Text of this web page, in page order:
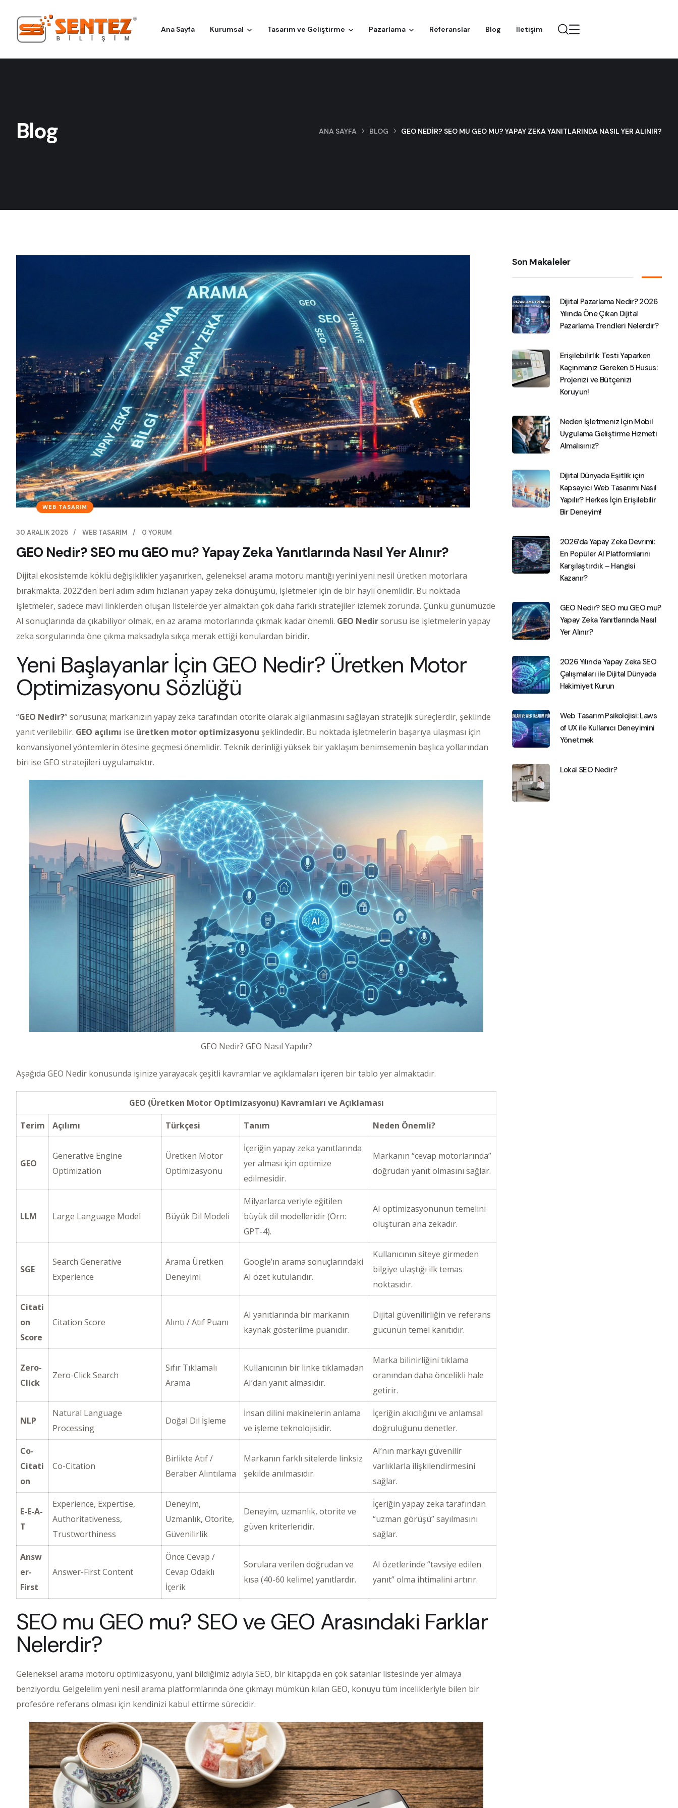
Ana Sayfa Kurumsal Tasarım ve Geliştirme Pazarlama Referanslar Blog İletişim
Blog ANA SAYFA BLOG GEO NEDIR? SEO MU GEO MU? YAPAY ZEKA YANITLARINDA NASIL YER ALINIR?
WEB TASARIM
30 ARALIK 2025 / WEB TASARIM / 0 YORUM
GEO Nedir? SEO mu GEO mu? Yapay Zeka Yanıtlarında Nasıl Yer Alınır?
Dijital ekosistemde köklü değişiklikler yaşanırken, geleneksel arama motoru mantığı yerini yeni nesil üretken motorlara
bırakmakta. 2022’den beri adım adım hızlanan yapay zeka dönüşümü, işletmeler için de bir hayli önemlidir. Bu noktada
işletmeler, sadece mavi linklerden oluşan listelerde yer almaktan çok daha farklı stratejiler izlemek zorunda. Çünkü günümüzde
AI sonuçlarında da çıkabiliyor olmak, en az arama motorlarında çıkmak kadar önemli. GEO Nedirsorusu ise işletmelerin yapay
zeka sorgularında öne çıkma maksadıyla sıkça merak ettiği konulardan biridir.
Yeni Başlayanlar İçin GEO Nedir? Üretken Motor
Optimizasyonu Sözlüğü
“GEO Nedir?” sorusuna; markanızın yapay zeka tarafından otorite olarak algılanmasını sağlayan stratejik süreçlerdir, şeklinde
yanıt verilebilir. GEO açılımı ise üretken motor optimizasyonu şeklindedir. Bu noktada işletmelerin başarıya ulaşması için
konvansiyonel yöntemlerin ötesine geçmesi önemlidir. Teknik derinliği yüksek bir yaklaşım benimsemenin başlıca yollarından
biri ise GEO stratejileri uygulamaktır.
GEO Nedir? GEO Nasıl Yapılır?
Aşağıda GEO Nedir konusunda işinize yarayacak çeşitli kavramlar ve açıklamaları içeren bir tablo yer almaktadır.
GEO (Üretken Motor Optimizasyonu) Kavramları ve Açıklaması
Terim Açılımı Türkçesi Tanım Neden Önemli?
GEO
Generative Engine
Optimization
Üretken Motor
Optimizasyonu
İçeriğin yapay zeka yanıtlarında
yer alması için optimize
edilmesidir.
Markanın “cevap motorlarında”
doğrudan yanıt olmasını sağlar.
LLM Large Language Model Büyük Dil Modeli
Milyarlarca veriyle eğitilen
büyük dil modelleridir (Örn:
GPT-4).
AI optimizasyonunun temelini
oluşturan ana zekadır.
SGE
Search Generative
Experience
Arama Üretken
Deneyimi
Google’ın arama sonuçlarındaki
AI özet kutularıdır.
Kullanıcının siteye girmeden
bilgiye ulaştığı ilk temas
noktasıdır.
Citati
on
Score
Citation Score Alıntı / Atıf Puanı
AI yanıtlarında bir markanın
kaynak gösterilme puanıdır.
Dijital güvenilirliğin ve referans
gücünün temel kanıtıdır.
Zero-
Click
Zero-Click Search
Sıfır Tıklamalı
Arama
Kullanıcının bir linke tıklamadan
AI’dan yanıt almasıdır.
Marka bilinirliğini tıklama
oranından daha öncelikli hale
getirir.
NLP
Natural Language
Processing
Doğal Dil İşleme
İnsan dilini makinelerin anlama
ve işleme teknolojisidir.
İçeriğin akıcılığını ve anlamsal
doğruluğunu denetler.
Co-
Citati
on
Co-Citation
Birlikte Atıf /
Beraber Alıntılama
Markanın farklı sitelerde linksiz
şekilde anılmasıdır.
AI’nın markayı güvenilir
varlıklarla ilişkilendirmesini
sağlar.
E-E-A-
T
Experience, Expertise,
Authoritativeness,
Trustworthiness
Deneyim,
Uzmanlık, Otorite,
Güvenilirlik
Deneyim, uzmanlık, otorite ve
güven kriterleridir.
İçeriğin yapay zeka tarafından
“uzman görüşü” sayılmasını
sağlar.
Answ
er-
First
Answer-First Content
Önce Cevap /
Cevap Odaklı
İçerik
Sorulara verilen doğrudan ve
kısa (40-60 kelime) yanıtlardır.
AI özetlerinde “tavsiye edilen
yanıt” olma ihtimalini artırır.
SEO mu GEO mu? SEO ve GEO Arasındaki Farklar
Nelerdir?
Geleneksel arama motoru optimizasyonu, yani bildiğimiz adıyla SEO, bir kitapçıda en çok satanlar listesinde yer almaya
benziyordu. Gelgelelim yeni nesil arama platformlarında öne çıkmayı mümkün kılan GEO, konuyu tüm incelikleriyle bilen bir
profesöre referans olması için kendinizi kabul ettirme sürecidir.
Son Makaleler
Dijital Pazarlama Nedir? 2026
Yılında Öne Çıkan Dijital
Pazarlama Trendleri Nelerdir?
Erişilebilirlik Testi Yaparken
Kaçınmanız Gereken 5 Husus:
Projenizi ve Bütçenizi
Koruyun!
Neden İşletmeniz İçin Mobil
Uygulama Geliştirme Hizmeti
Almalısınız?
Dijital Dünyada Eşitlik için
Kapsayıcı Web Tasarımı Nasıl
Yapılır? Herkes İçin Erişilebilir
Bir Deneyim!
2026’da Yapay Zeka Devrimi:
En Popüler AI Platformlarını
Karşılaştırdık – Hangisi
Kazanır?
GEO Nedir? SEO mu GEO mu?
Yapay Zeka Yanıtlarında Nasıl
Yer Alınır?
2026 Yılında Yapay Zeka SEO
Çalışmaları ile Dijital Dünyada
Hakimiyet Kurun
Web Tasarım Psikolojisi: Laws
of UX ile Kullanıcı Deneyimini
Yönetmek
Lokal SEO Nedir?